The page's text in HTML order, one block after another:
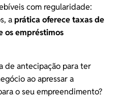
com regularidade:
aprática oferece taxas de
os empréstimos
de antecipação para ter
ao apressar a
o seu empreendimento?